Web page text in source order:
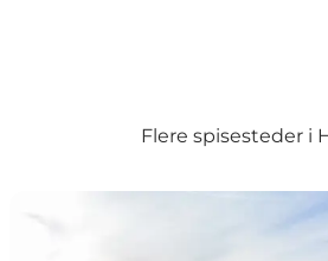
Flere spisesteder i